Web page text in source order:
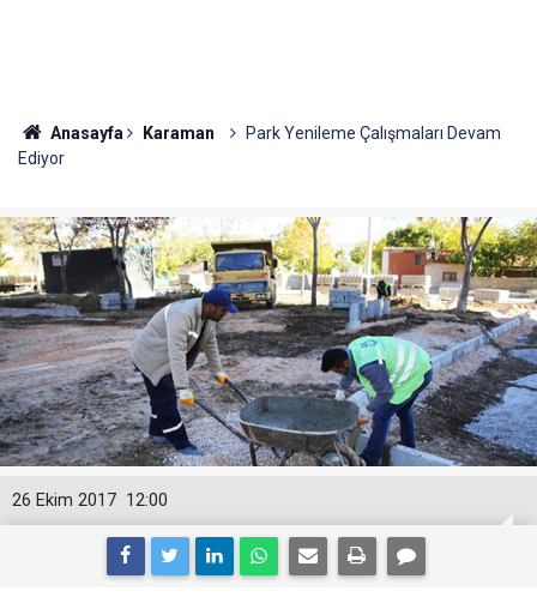
Anasayfa Karaman
Park Yenileme Çalışmaları Devam
Ediyor
12:00
26 Ekim 2017